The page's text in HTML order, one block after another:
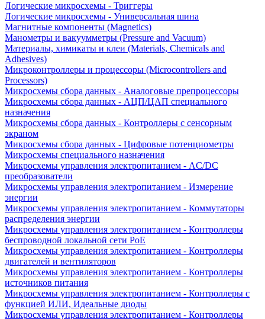
Логические микросхемы - Триггеры
Логические микросхемы - Универсальная шина
Магнитные компоненты (Magnetics)
Манометры и вакуумметры (Pressure and Vacuum)
Материалы, химикаты и клеи (Materials, Chemicals and
Adhesives)
Микроконтроллеры и процессоры (Microcontrollers and
Processors)
Микросхемы сбора данных - Аналоговые препроцессоры
Микросхемы сбора данных - АЦП/ЦАП специального
назначения
Микросхемы сбора данных - Контроллеры с сенсорным
экраном
Микросхемы сбора данных - Цифровые потенциометры
Микросхемы специального назначения
Микросхемы управления электропитанием - AC/DC
преобразователи
Микросхемы управления электропитанием - Измерение
энергии
Микросхемы управления электропитанием - Коммутаторы
распределения энергии
Микросхемы управления электропитанием - Контроллеры
беспроводной локальной сети PoE
Микросхемы управления электропитанием - Контроллеры
двигателей и вентиляторов
Микросхемы управления электропитанием - Контроллеры
источников питания
Микросхемы управления электропитанием - Контроллеры с
функцией ИЛИ, Идеальные диоды
Микросхемы управления электропитанием - Контроллеры